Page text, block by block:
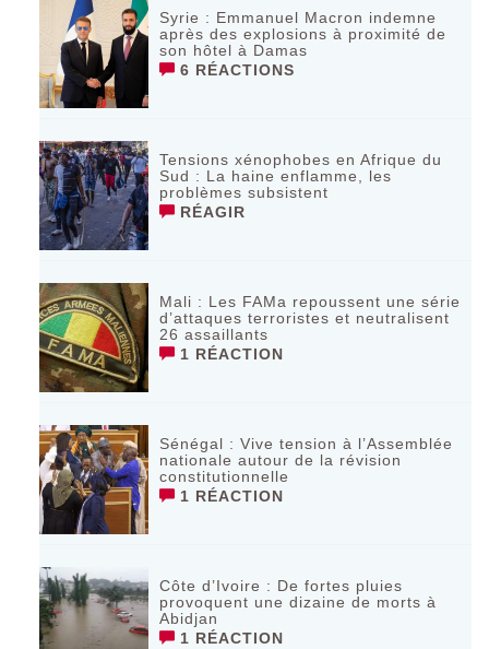
Syrie : Emmanuel Macron indemne
après des explosions à proximité de
son hôtel à Damas
6 RÉACTIONS
Tensions xénophobes en Afrique du
Sud : La haine enflamme, les
problèmes subsistent
RÉAGIR
Mali : Les FAMa repoussent une série
d’attaques terroristes et neutralisent
26 assaillants
1 RÉACTION
Sénégal : Vive tension à l’Assemblée
nationale autour de la révision
constitutionnelle
1 RÉACTION
Côte d’Ivoire : De fortes pluies
provoquent une dizaine de morts à
Abidjan
1 RÉACTION